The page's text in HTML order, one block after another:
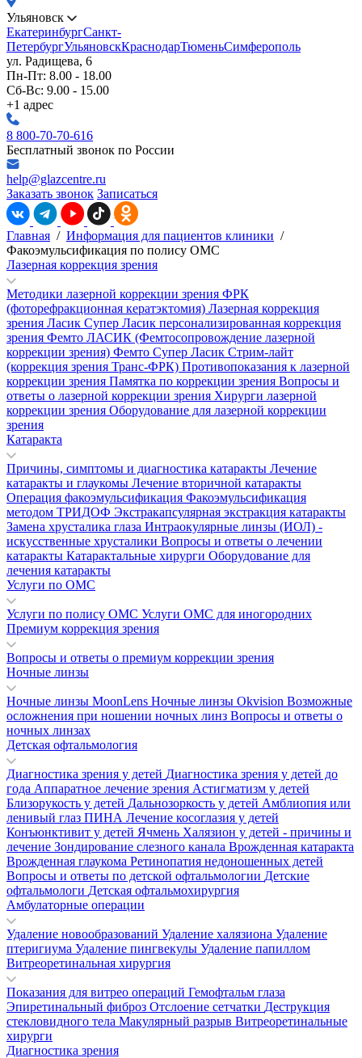
Ульяновск
ЕкатеринбургСанкт-
ПетербургУльяновскКраснодарТюменьСимферополь
ул. Радищева, 6
Пн-Пт: 8.00 - 18.00
Сб-Вс: 9.00 - 15.00
+1 адрес
8 800-70-70-616
Бесплатный звонок по России
help@glazcentre.ru
Заказать звонок Записаться
Главная / Информация для пациентов клиники /
Факоэмульсификация по полису ОМС
Лазерная коррекция зрения
Методики лазерной коррекции зрения ФРК
(фоторефракционная кератэктомия) Лазерная коррекция
зрения Ласик Супер Ласик персонализированная коррекция
зрения Фемто ЛАСИК (Фемтосопровождение лазерной
коррекции зрения) Фемто Супер Ласик Стрим-лайт
(коррекция зрения Транс-ФРК) Противопоказания к лазерной
коррекции зрения Памятка по коррекции зрения Вопросы и
ответы о лазерной коррекции зрения Хирурги лазерной
коррекции зрения Оборудование для лазерной коррекции
зрения
Катаракта
Причины, симптомы и диагностика катаракты Лечение
катаракты и глаукомы Лечение вторичной катаракты
Операция факоэмульсификация Факоэмульсификация
методом ТРИДОФ Экстракапсулярная экстракция катаракты
Замена хрусталика глаза Интраокулярные линзы (ИОЛ) -
искусственные хрусталики Вопросы и ответы о лечении
катаракты Катарактальные хирурги Оборудование для
лечения катаракты
Услуги по ОМС
Услуги по полису ОМС Услуги ОМС для иногородних
Премиум коррекция зрения
Вопросы и ответы о премиум коррекции зрения
Ночные линзы
Ночные линзы MoonLens Ночные линзы Okvision Возможные
осложнения при ношении ночных линз Вопросы и ответы о
ночных линзах
Детская офтальмология
Диагностика зрения у детей Диагностика зрения у детей до
года Аппаратное лечение зрения Астигматизм у детей
Близорукость у детей Дальнозоркость у детей Амблиопия или
ленивый глаз ПИНА Лечение косоглазия у детей
Конъюнктивит у детей Ячмень Халязион у детей - причины и
лечение Зондирование слезного канала Врожденная катаракта
Врожденная глаукома Ретинопатия недоношенных детей
Вопросы и ответы по детской офтальмологии Детские
офтальмологи Детская офтальмохирургия
Амбулаторные операции
Удаление новообразований Удаление халязиона Удаление
птеригиума Удаление пингвекулы Удаление папиллом
Витреоретинальная хирургия
Показания для витрео операций Гемофтальм глаза
Эпиретинальный фиброз Отслоение сетчатки Деструкция
стекловидного тела Макулярный разрыв Витреоретинальные
хирурги
Диагностика зрения